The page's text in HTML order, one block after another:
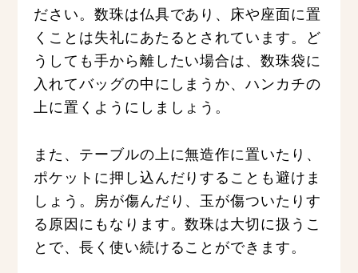
ださい。数珠は仏具であり、床や座面に置
くことは失礼にあたるとされています。ど
うしても手から離したい場合は、数珠袋に
入れてバッグの中にしまうか、ハンカチの
上に置くようにしましょう。
また、テーブルの上に無造作に置いたり、
ポケットに押し込んだりすることも避けま
しょう。房が傷んだり、玉が傷ついたりす
る原因にもなります。数珠は大切に扱うこ
とで、長く使い続けることができます。